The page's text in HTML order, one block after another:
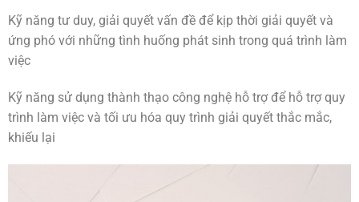
Kỹ năng tư duy, giải quyết vấn đề để kịp thời giải quyết và
ứng phó với những tình huống phát sinh trong quá trình làm
việc
Kỹ năng sử dụng thành thạo công nghệ hỗ trợ để hỗ trợ quy
trình làm việc và tối ưu hóa quy trình giải quyết thắc mắc,
khiếu lại